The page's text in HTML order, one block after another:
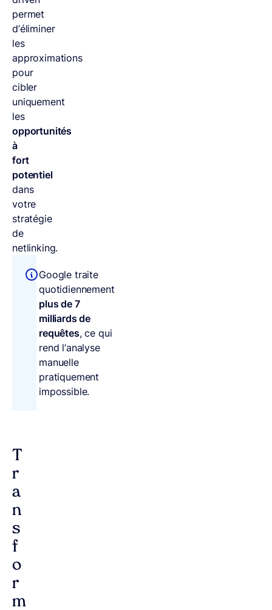
permet
d’éliminer
les
approximations
pour
cibler
uniquement
les
opportunités
à
fort
potentiel
dans
votre
stratégie
de
netlinking.
Google traite
quotidiennement
plus de 7
milliards de
requêtes, ce qui
rend l’analyse
manuelle
pratiquement
impossible.
T
r
a
n
s
f
o
r
m